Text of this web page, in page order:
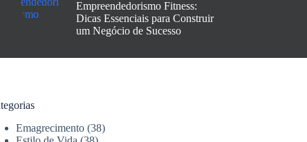
Empreendedorismo Fitness:
Dicas Essenciais para Construir
um Negócio de Sucesso
Emagrecimento (38)